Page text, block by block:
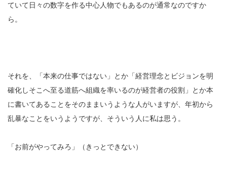
ていて日々の数字を作る中心人物でもあるのが通常なのですか
ら。
それを、「本来の仕事ではない」とか「経営理念とビジョンを明
確化しそこへ至る道筋へ組織を率いるのが経営者の役割」とか本
に書いてあることをそのままいうような人がいますが、 年初から
乱暴なことをいうようですが、 そういう人に私は思う。
「お前がやってみろ」（きっとできない）